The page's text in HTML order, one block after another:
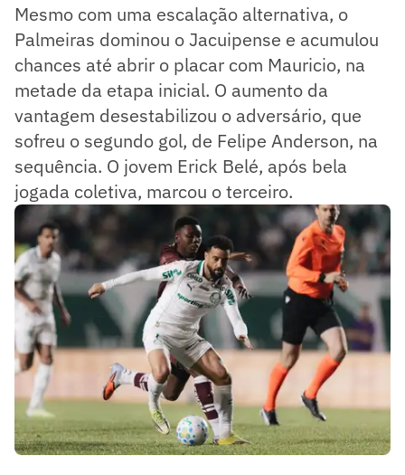
Mesmo com uma escalação alternativa, o
Palmeiras dominou o Jacuipense e acumulou
chances até abrir o placar com Mauricio, na
metade da etapa inicial. O aumento da
vantagem desestabilizou o adversário, que
sofreu o segundo gol, de Felipe Anderson, na
sequência. O jovem Erick Belé, após bela
jogada coletiva, marcou o terceiro.